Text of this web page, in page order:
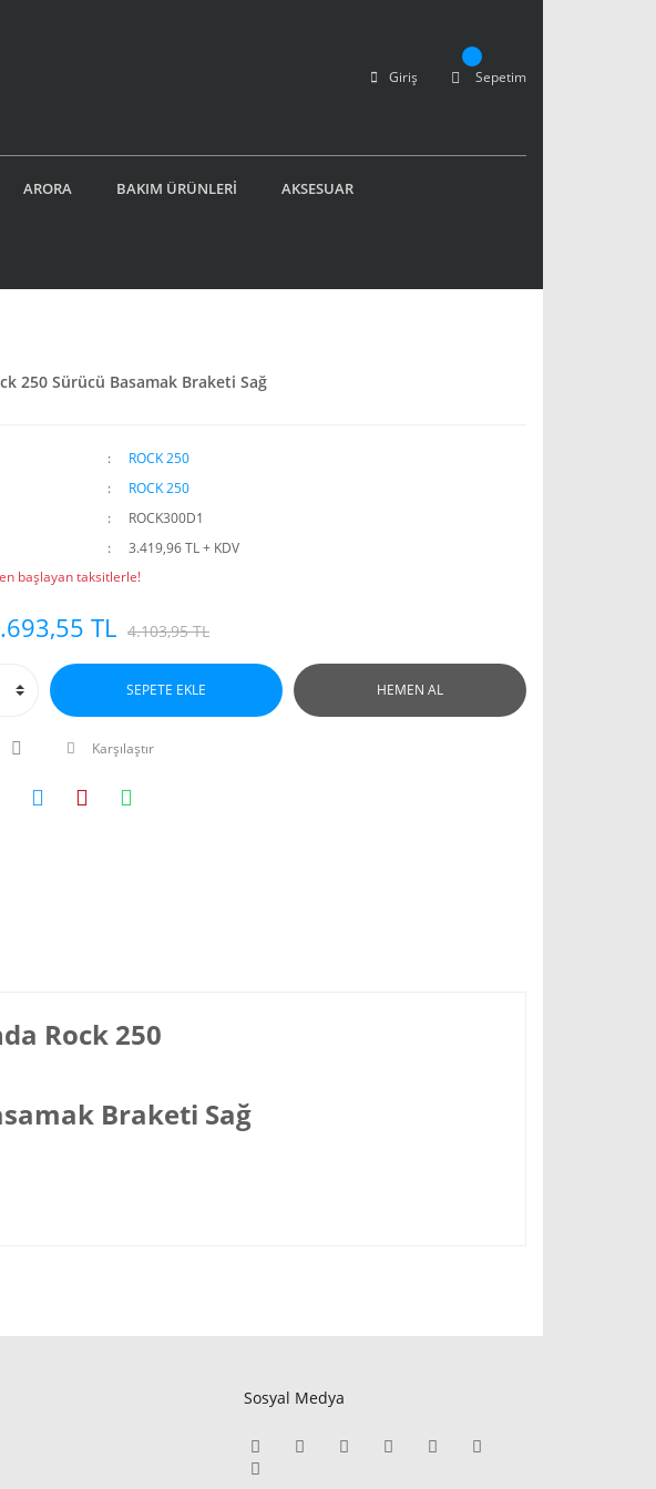
Giriş Sepetim
ARORA BAKIM ÜRÜNLERİ AKSESUAR
250 Sürücü Basamak Braketi Sağ
ROCK 250
ROCK 250
ROCK300D1
3.419,96 TL + KDV
başlayan taksitlerle!
TL 4.103,95 TL
SEPETE EKLE HEMEN AL
Karşılaştır
Rock 250
Braketi Sağ
Sosyal Medya